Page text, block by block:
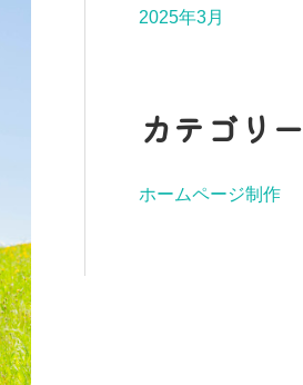
2025年3月
カテゴリー
ホームページ制作